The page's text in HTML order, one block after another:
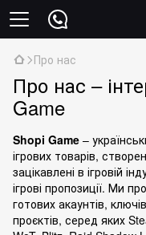
Про нас
Про нас –
Game
Shopi Game –
ігрових товарів,
зацікавлені в ігровій
ігрові пропозиції. Ми
готових акаунтів,
проєктів, серед яких